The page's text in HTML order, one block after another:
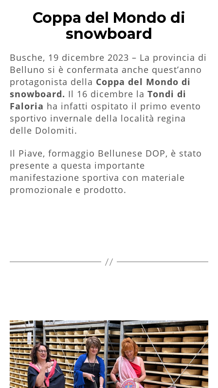
Coppa del Mondo di
snowboard
Busche, 19 dicembre 2023 – La provincia di
Belluno si è confermata anche quest’anno
protagonista della Coppa del Mondo di
snowboard. Il 16 dicembre la Tondi di
Faloria ha infatti ospitato il primo evento
sportivo invernale della località regina
delle Dolomiti.
Il Piave, formaggio Bellunese DOP, è stato
presente a questa importante
manifestazione sportiva con materiale
promozionale e prodotto.